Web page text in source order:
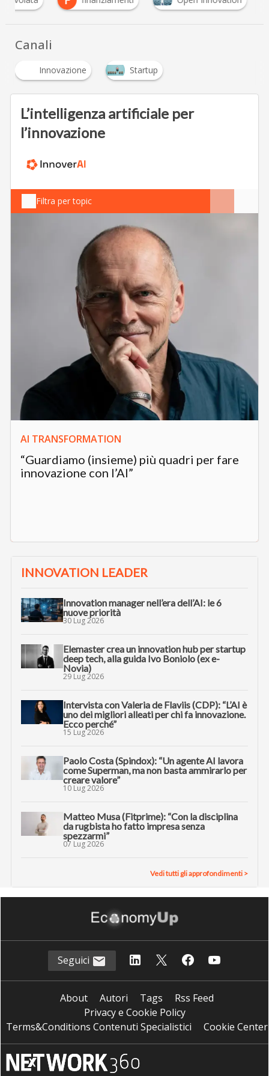
Canali
Innovazione Startup
L’intelligenza artificiale per
l’innovazione
Filtra per topic
AI TRANSFORMATION
“Guardiamo (insieme) più quadri per fare
innovazione con l’AI”
INNOVATION LEADER
Innovation manager nell’era dell’AI: le 6
nuove priorità
30 Lug 2026
Elemaster crea un innovation hub per startup
deep tech, alla guida Ivo Boniolo (ex e-
Novia)
29 Lug 2026
Intervista con Valeria de Flaviis (CDP): “L’AI è
uno dei migliori alleati per chi fa innovazione.
Ecco perché”
15 Lug 2026
Paolo Costa (Spindox): “Un agente AI lavora
come Superman, ma non basta ammirarlo per
creare valore”
10 Lug 2026
Matteo Musa (Fitprime): “Con la disciplina
da rugbista ho fatto impresa senza
spezzarmi”
07 Lug 2026
Vedi tutti gli approfondimenti >
Seguici
About Autori Tags
Rss Feed
Privacy e Cookie Policy
Terms&Conditions Contenuti Specialistici
Cookie Center